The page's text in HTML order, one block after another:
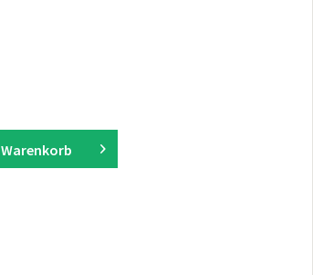
Warenkorb